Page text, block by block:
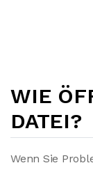
WIE
DATEI?
Wenn Sie